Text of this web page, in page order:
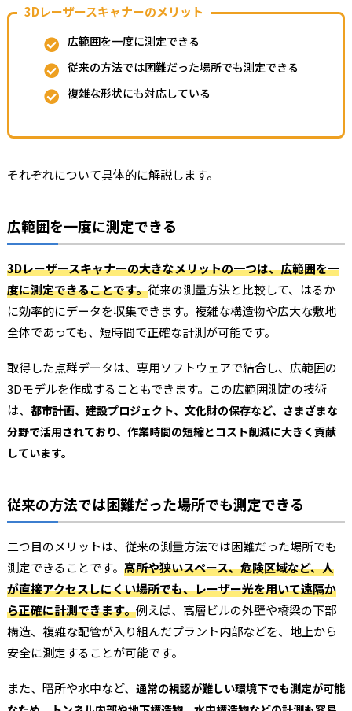
3Dレーザースキャナーのメリット
広範囲を一度に測定できる
従来の方法では困難だった場所でも測定できる
複雑な形状にも対応している
それぞれについて具体的に解説します。
広範囲を一度に測定できる
3Dレーザースキャナーの大きなメリットの一つは、広範囲を一
度に測定できることです。従来の測量方法と比較して、はるか
に効率的にデータを収集できます。複雑な構造物や広大な敷地
全体であっても、短時間で正確な計測が可能です。
取得した点群データは、専用ソフトウェアで結合し、広範囲の
3Dモデルを作成することもできます。この広範囲測定の技術
は、 都市計画、建設プロジェクト、文化財の保存など、さまざまな
分野で活用されており、作業時間の短縮とコスト削減に大きく貢献
しています。
従来の方法では困難だった場所でも測定できる
二つ目のメリットは、従来の測量方法では困難だった場所でも
測定できることです。 高所や狭いスペース、危険区域など、人
が直接アクセスしにくい場所でも、レーザー光を用いて遠隔か
ら正確に計測できます。例えば、高層ビルの外壁や橋梁の下部
構造、複雑な配管が入り組んだプラント内部などを、地上から
安全に測定することが可能です。
また、暗所や水中など、 通常の視認が難しい環境下でも測定が可能